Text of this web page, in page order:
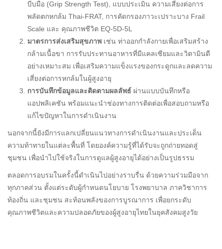
บีบมือ (Grip Strength Test), แบบประเมิน ความเสี่ยงต่อการ
พลัดตกหกล้ม Thai-FRAT, การคัดกรองภาวะเปราะบาง Frail
Scale และ คุณภาพชีวิต EQ-5D-5L
มาตรการส่งเสริมสุขภาพ เช่น ท่าออกกำลังกายเพื่อเสริมสร้าง
กล้ามเนื้อขา การรับประทานอาหารที่มีแคลเซียมและวิตามินดี
อย่างเหมาะสม เพื่อเสริมความแข็งแรงของกระดูกและลดความ
เสี่ยงต่อการหกล้มในผู้สูงอายุ
การบันทึกข้อมูลและติดตามผลลัพธ์ ผ่านแบบบันทึกหรือ
แอปพลิเคชัน พร้อมแนะนำช่องทางการติดต่อเพื่อสอบถามหรือ
แก้ไขปัญหาในการดำเนินงาน
นอกจากนี้ยังมีการแลกเปลี่ยนแนวทางการดำเนินงานและประเด็น
ความท้าทายในแต่ละพื้นที่ โดยองค์ความรู้ที่ได้รับจะถูกถ่ายทอดสู่
ชุมชน เพื่อนำไปใช้จริงในการดูแลผู้สูงอายุได้อย่างเป็นรูปธรรม
ตลอดการอบรมในครั้งนี้ดำเนินไปอย่างราบรื่น ด้วยความร่วมมือจาก
ทุกภาคส่วน ตั้งแต่ระดับผู้กำหนดนโยบาย โรงพยาบาล ภาควิชาการ
ท้องถิ่น และชุมชน สะท้อนพลังของการบูรณาการ เพื่อยกระดับ
คุณภาพชีวิตและความปลอดภัยของผู้สูงอายุไทยในยุคสังคมสูงวัย